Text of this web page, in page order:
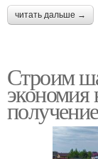
читать дальше →
Строим
экономия